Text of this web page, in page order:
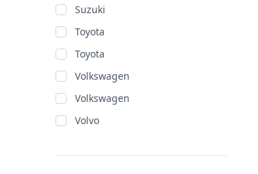
Suzuki
Toyota
Toyota
Volkswagen
Volkswagen
Volvo